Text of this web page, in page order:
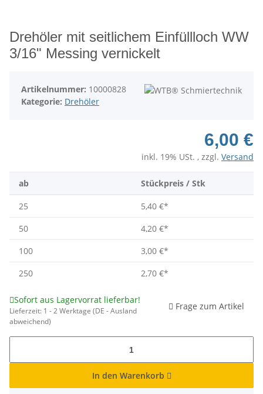
Drehöler mit seitlichem Einfüllloch WW
3/16" Messing vernickelt
Artikelnummer: 10000828
Kategorie: Drehöler
6,00 €
inkl. 19% USt. , zzgl. Versand
ab Stückpreis / Stk
25 5,40 €*
50
4,20 €*
100
3,00 €*
250
2,70 €*
Sofort aus Lagervorrat lieferbar!
Lieferzeit: 1 - 2 Werktage (DE - Ausland
abweichend)
Frage zum Artikel
In den Warenkorb